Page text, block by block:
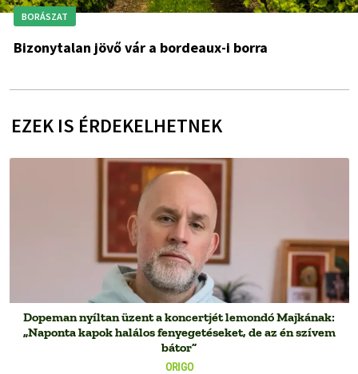
BORÁSZAT
Bizonytalan jövő vár a bordeaux-i borra
EZEK IS ÉRDEKELHETNEK
ORIGO
Dopeman nyíltan üzent a koncertjét lemondó Majkának:
„Naponta kapok halálos fenyegetéseket, de az én szívem
bátor”